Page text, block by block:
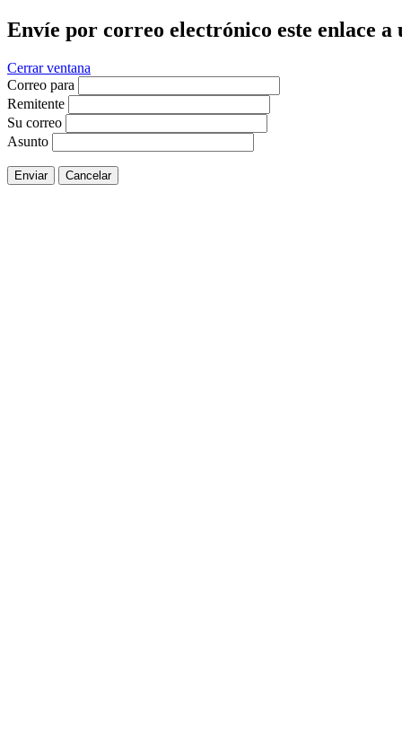
Envíe por correo electrónico este enlace a
Cerrar ventana
Correo para
Remitente
Su correo
Asunto
Enviar Cancelar